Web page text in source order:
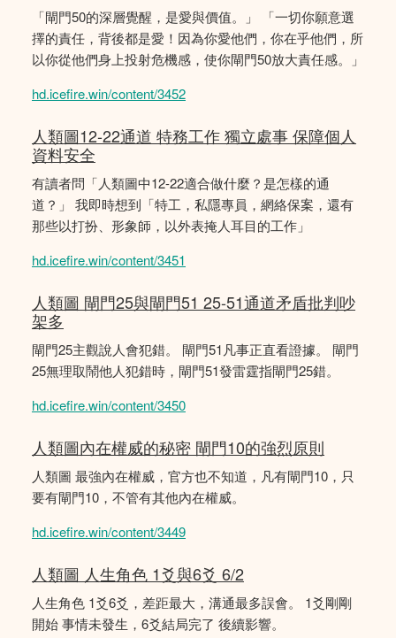
「閘門50的深層覺醒，是愛與價值。」 「一切你願意選
擇的責任，背後都是愛！因為你愛他們，你在乎他們，所
以你從他們身上投射危機感，使你閘門50放大責任感。」
hd.icefire.win/content/3452
人類圖12-22通道 特務工作 獨立處事 保障個人
資料安全
有讀者問「人類圖中12-22適合做什麼？是怎樣的通
道？」 我即時想到「特工，私隱專員，網絡保案，還有
那些以打扮、形象師，以外表掩人耳目的工作」
hd.icefire.win/content/3451
人類圖 閘門25與閘門51 25-51通道矛盾批判吵
架多
閘門25主觀說人會犯錯。 閘門51凡事正直看證據。 閘門
25無理取鬧他人犯錯時，閘門51發雷霆指閘門25錯。
hd.icefire.win/content/3450
人類圖內在權威的秘密 閘門10的強烈原則
人類圖 最強內在權威，官方也不知道，凡有閘門10，只
要有閘門10，不管有其他內在權威。
hd.icefire.win/content/3449
人類圖 人生角色 1爻與6爻 6/2
人生角色 1爻6爻，差距最大，溝通最多誤會。 1爻剛剛
開始 事情未發生，6爻結局完了 後續影響。